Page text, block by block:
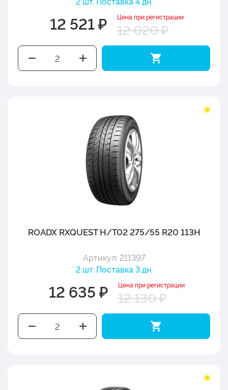
12 521 ₽ Цена при регистрации
12 020 ₽
ROADX RXQUEST H/T02 275/55 R20 113H
Артикул: 211397
2 шт. Поставка 3 дн.
12 635 ₽ Цена при регистрации
12 130 ₽